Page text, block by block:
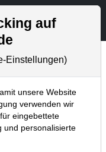
Aktien- und Artikelsuche
findet
auf
Einstellungen)
unsere Website
verwenden wir
eingebettete
und personalisierte